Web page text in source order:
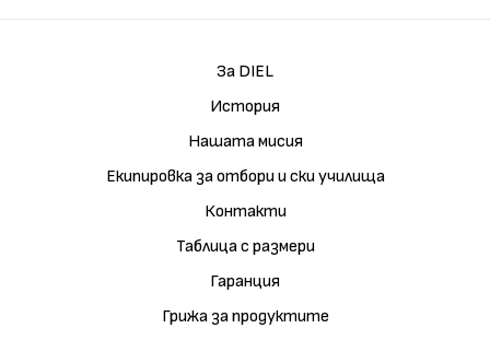
За DIEL
История
Нашата мисия
Екипировка за отбори и ски училища
Контакти
Таблица с размери
Гаранция
Грижа за продуктите